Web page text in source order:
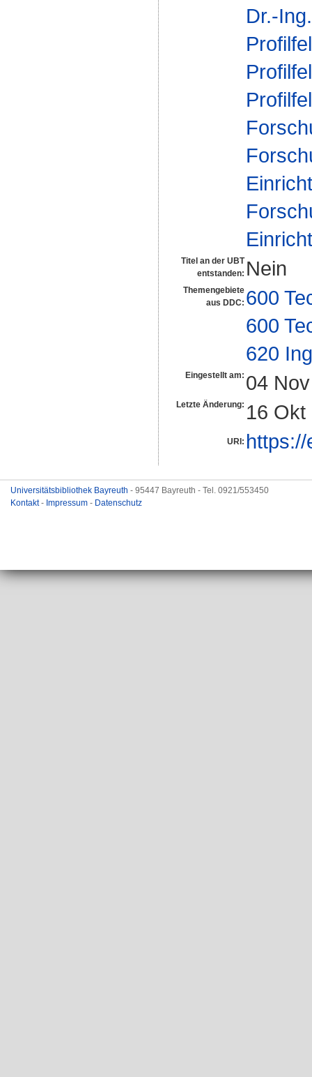
Dr.-
Titel an der UBT
entstanden: Nein
Themengebiete
aus DDC: 600
600
620
Eingestellt am: 04
Letzte Änderung: 16 Okt
URI:
Universitätsbibliothek Bayreuth - 95447 Bayreuth - Tel. 0921/553450
Kontakt- Impressum - Datenschutz